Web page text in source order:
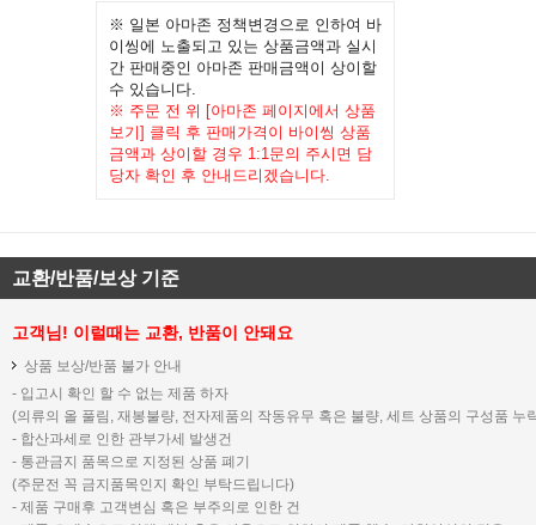
※ 일본 아마존 정책변경으로 인하여 바
이씽에 노출되고 있는 상품금액과 실시
간 판매중인 아마존 판매금액이 상이할
수 있습니다.
※ 주문 전 위 [아마존 페이지에서 상품
보기] 클릭 후 판매가격이 바이씽 상품
금액과 상이할 경우 1:1문의 주시면 담
당자 확인 후 안내드리겠습니다.
교환/반품/보상 기준
고객님! 이럴때는 교환, 반품이 안돼요
상품 보상/반품 불가 안내
- 입고시 확인 할 수 없는 제품 하자
(의류의 올 풀림, 재봉불량, 전자제품의 작동유무 혹은 불량, 세트 상품의 구성품 누
- 합산과세로 인한 관부가세 발생건
- 통관금지 품목으로 지정된 상품 폐기
(주문전 꼭 금지품목인지 확인 부탁드립니다)
- 제품 구매후 고객변심 혹은 부주의로 인한 건